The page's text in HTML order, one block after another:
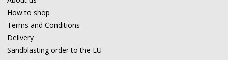
How to shop
Terms and Conditions
Delivery
Sandblasting order to the EU